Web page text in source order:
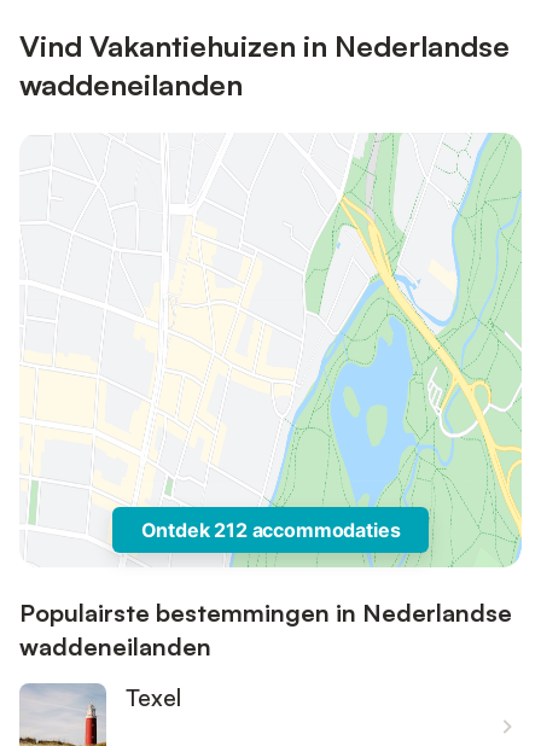
Vind Vakantiehuizen in Nederlandse
waddeneilanden
Ontdek 212 accommodaties
Populairste bestemmingen in Nederlandse
waddeneilanden
Texel